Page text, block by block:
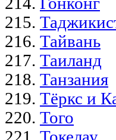
Тайвань
Таиланд
Танзания
Тёркс и
Того